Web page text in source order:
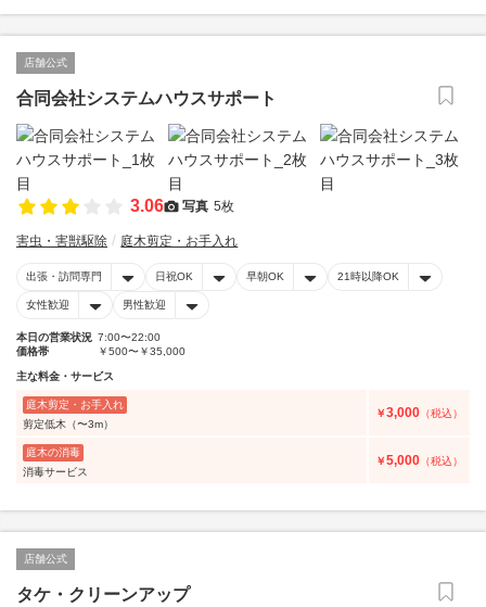
店舗公式
合同会社システムハウスサポート
3.06 写真 5枚
害虫・害獣駆除 庭木剪定・お手入れ
出張・訪問専門 日祝OK 早朝OK 21時以降OK
女性歓迎 男性歓迎
本日の営業状況 7:00〜22:00
価格帯
￥500〜￥35,000
主な料金・サービス
庭木剪定・お手入れ
剪定低木（〜3m）
￥3,000 （税込）
庭木の消毒
消毒サービス
￥5,000 （税込）
店舗公式
タケ・クリーンアップ